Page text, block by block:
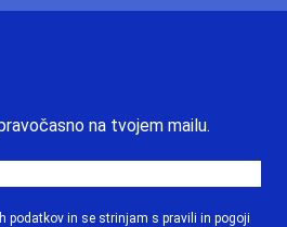
na tvojem mailu.
podatkov in se strinjam s pravili in pogoji